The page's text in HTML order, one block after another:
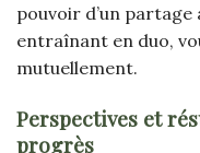
pouvoir d’un partage
entraînant en duo,
mutuellement.
Perspectives et
progrès